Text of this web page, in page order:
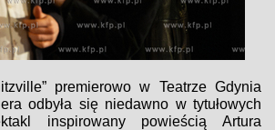
premierowo w Teatrze Gdynia
odbyła się niedawno w tytułowych
inspirowany powieścią Artura